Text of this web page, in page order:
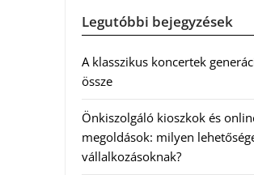
Legutóbbi bejegyzések
A klasszikus koncertek
össze
Önkiszolgáló kioszkok és
megoldások: milyen
vállalkozásoknak?